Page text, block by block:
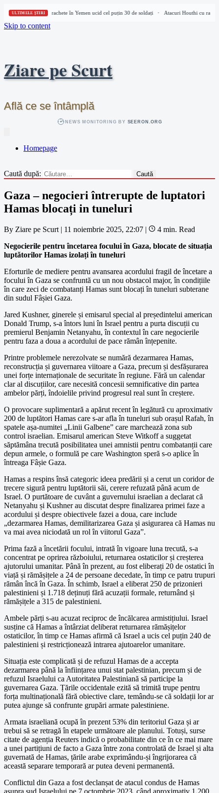
ULTIMELE ȘTIRI
Atacuri Houthi cu rachete în Yemen ucid cel puțin 30 de soldați Atacuri Houthi cu
Skip to content
Ziare pe Scurt
Află ce se întâmplă
NEWS MONITORING BY SEERON.ORG
Homepage
Caută după:
Gaza – negocieri întrerupte de luptatori
Hamas blocați in tuneluri
By Ziare pe Scurt | 11 noiembrie 2025, 22:07 |
4 min. Read
Negocierile pentru încetarea focului în Gaza, blocate de situația
luptătorilor Hamas izolați în tuneluri
Eforturile de mediere pentru avansarea acordului fragil de încetare a
focului în Gaza se confruntă cu un nou obstacol major, în condițiile
în care zeci de combatanți Hamas sunt blocați în tuneluri subterane
din sudul Fâșiei Gaza.
Jared Kushner, ginerele și emisarul special al președintelui american
Donald Trump, s-a întors luni în Israel pentru a purta discuții cu
premierul Benjamin Netanyahu, în contextul în care negocierile
pentru faza a doua a acordului de pace rămân înțepenite.
Printre problemele nerezolvate se numără dezarmarea Hamas,
reconstrucția și guvernarea viitoare a Gaza, precum și desfășurarea
unei forțe internaționale de securitate în regiune. Fără un calendar
clar al discuțiilor, care necesită concesii semnificative din partea
ambelor părți, îndoielile privind progresul real sunt în creștere.
O provocare suplimentară a apărut recent în legătură cu aproximativ
200 de luptători Hamas care s-ar afla în tuneluri sub orașul Rafah, în
spatele așa-numitei „Linii Galbene” care marchează zona sub
control israelian. Emisarul american Steve Witkoff a suggetat
săptămâna trecută posibilitatea unei amnistii pentru combatanții care
depun armele, o formulă pe care Washington speră s-o aplice în
întreaga Fâșie Gaza.
Hamas a respins însă categoric ideea predării și a cerut un coridor de
trecere sigură pentru luptătorii săi, cerere refuzată până acum de
Israel. O purtătoare de cuvânt a guvernului israelian a declarat că
Netanyahu și Kushner au discutat despre finalizarea primei faze a
acordului și despre obiectivele fazei a doua, care include
„dezarmarea Hamas, demilitarizarea Gaza și asigurarea că Hamas nu
va mai avea niciodată un rol în viitorul Gaza”.
Prima fază a încetării focului, intrată în vigoare luna trecută, s-a
concentrat pe oprirea războiului, returnarea ostaticilor și creșterea
ajutorului umanitar. Până în prezent, au fost eliberați 20 de ostatici în
viață și rămășițele a 24 de persoane decedate, în timp ce patru trupuri
rămân încă în Gaza. În schimb, Israel a eliberat 250 de prizonieri
palestinieni și 1.718 deținuți fără acuzații formale, returnând și
rămășițele a 315 de palestinieni.
Ambele părți s-au acuzat reciproc de încălcarea armistițiului. Israel
susține că Hamas a întârziat deliberat returnarea rămășițelor
ostaticilor, în timp ce Hamas afirmă că Israel a ucis cel puțin 240 de
palestinieni și restricționează intrarea ajutoarelor umanitare.
Situația este complicată și de refuzul Hamas de a accepta
dezarmarea până la înființarea unui stat palestinian, precum și de
refuzul Israelului ca Autoritatea Palestiniană să participe la
guvernarea Gaza. Țările occidentale ezită să trimită trupe pentru
forța multinațională fără obiective clare, temându-se că soldații lor ar
putea ajunge să confrunte grupări armate palestiniene.
Armata israeliană ocupă în prezent 53% din teritoriul Gaza și ar
trebui să se retragă în etapele următoare ale planului. Totuși, surse
citate de agenția Reuters indică o probabilitate din ce în ce mai mare
a unei partițiuni de facto a Gaza între zona controlată de Israel și alta
guvernată de Hamas, țările arabe exprimându-și îngrijorarea că
această separare temporară ar putea deveni permanentă.
Conflictul din Gaza a fost declanșat de atacul condus de Hamas
asupra sud Israelului pe 7 octombrie 2023, când aproximativ 1.200